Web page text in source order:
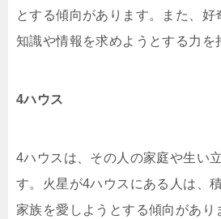
とする傾向があります。また、好
知識や情報を求めようとする力を
4ハウス
4ハウスは、その人の家庭や生い
す。火星が4ハウスにある人は、
家族を愛しようとする傾向があり